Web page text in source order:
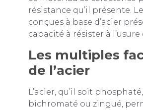
résistance qu’il présente.
conçues à base d’acier
capacité à résister à l’usure
Les multiples
de l’acier
L’acier, qu’il soit phosphaté,
bichromaté ou zingué,